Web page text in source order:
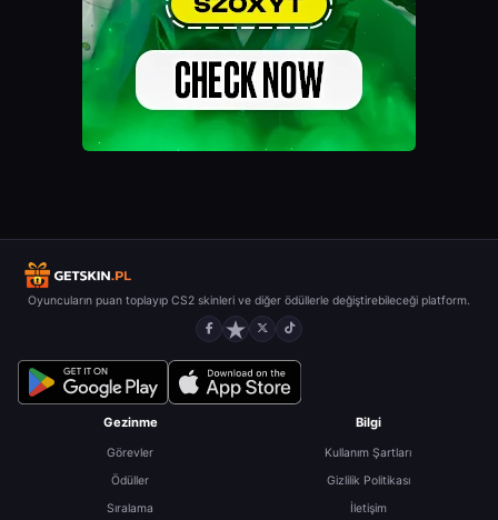
Oyuncuların puan toplayıp CS2 skinleri ve diğer ödüllerle değiştirebileceği platform.
Gezinme
Görevler
Ödüller
Sıralama
Bilgi
Kullanım Şartları
Gizlilik Politikası
İletişim